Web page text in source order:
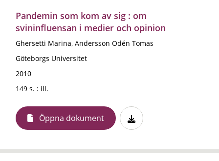
Pandemin som kom av sig : om
svininfluensan i medier och opinion
Ghersetti Marina, Andersson Odén Tomas
Göteborgs Universitet
2010
149 s. : ill.
Öppna dokument